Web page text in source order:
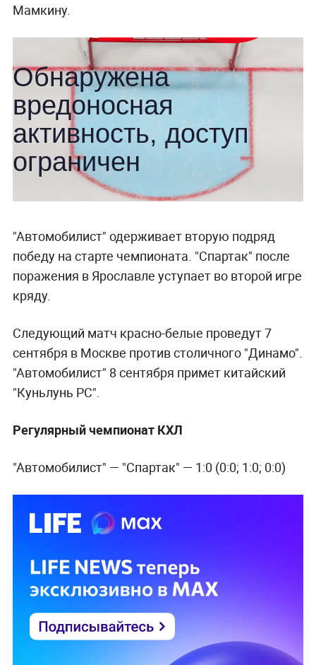
Мамкину.
"Автомобилист" одерживает вторую подряд
победу на старте чемпионата. "Спартак" после
поражения в Ярославле уступает во второй игре
кряду.
Следующий матч красно-белые проведут 7
сентября в Москве против столичного "Динамо".
"Автомобилист" 8 сентября примет китайский
"Куньлунь РС".
Регулярный чемпионат КХЛ
"Автомобилист" — "Спартак" — 1:0 (0:0; 1:0; 0:0)